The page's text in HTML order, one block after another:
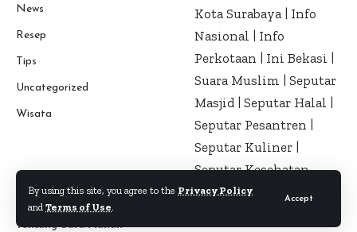
By using this site, you agree to the Privacy Policy
and Terms of Use.
Accept
News
Resep
Tips
Uncategorized
Wisata
Kota Surabaya | Info
Nasional | Info
Perkotaan | Ini Bekasi |
Suara Muslim | Seputar
Masjid | Seputar Halal |
Seputar Pesantren |
Seputar Kuliner |
Seputar Kesehatan
Tentang Cara Makan